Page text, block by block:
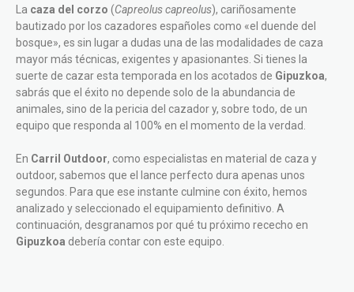
La caza del corzo (Capreolus capreolus), cariñosamente
bautizado por los cazadores españoles como «el duende del
bosque», es sin lugar a dudas una de las modalidades de caza
mayor más técnicas, exigentes y apasionantes. Si tienes la
suerte de cazar esta temporada en los acotados de Gipuzkoa,
sabrás que el éxito no depende solo de la abundancia de
animales, sino de la pericia del cazador y, sobre todo, de un
equipo que responda al 100% en el momento de la verdad.
En Carril Outdoor, como especialistas en material de caza y
outdoor, sabemos que el lance perfecto dura apenas unos
segundos. Para que ese instante culmine con éxito, hemos
analizado y seleccionado el equipamiento definitivo. A
continuación, desgranamos por qué tu próximo rececho en
Gipuzkoa debería contar con este equipo.